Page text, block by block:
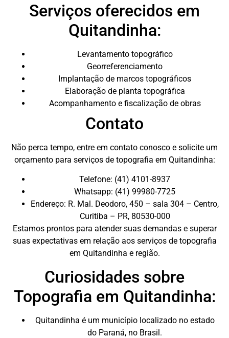
Serviços oferecidos em
Quitandinha:
Levantamento topográfico
Georreferenciamento
Implantação de marcos topográficos
Elaboração de planta topográfica
Acompanhamento e fiscalização de obras
Contato
Não perca tempo, entre em contato conosco e solicite um
orçamento para serviços de topografia em Quitandinha:
Telefone: (41) 4101-8937
Whatsapp: (41) 99980-7725
Endereço: R. Mal. Deodoro, 450 – sala 304 – Centro,
Curitiba – PR, 80530-000
Estamos prontos para atender suas demandas e superar
suas expectativas em relação aos serviços de topografia
em Quitandinha e região.
Curiosidades sobre
Topografia em Quitandinha:
Quitandinha é um município localizado no estado
do Paraná, no Brasil.